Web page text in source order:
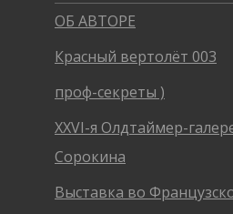
ОБ АВТОРЕ
Красный вертолёт 003
проф-секреты )
XXVI-я Олдтаймер-
Сорокина
Выставка во